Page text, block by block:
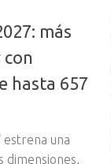
más
con
hasta 657
estrena una
dimensiones,